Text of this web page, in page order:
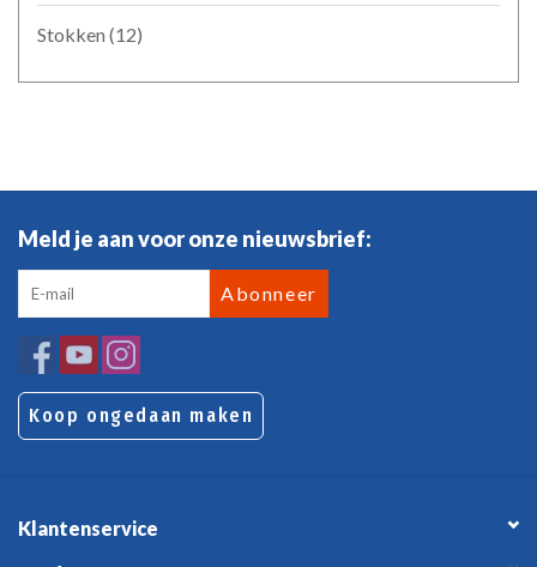
Stokken (12)
Meld je aan voor onze nieuwsbrief:
Abonneer
Koop ongedaan maken
Klantenservice